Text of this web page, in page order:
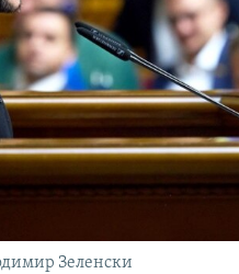
Зеленски